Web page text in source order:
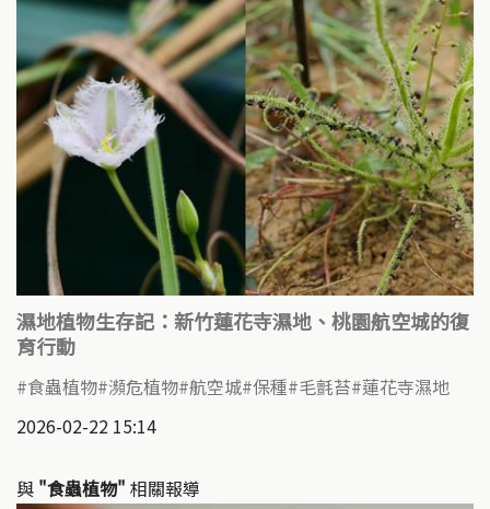
濕地植物生存記：新竹蓮花寺濕地、桃園航空城的復
育行動
食蟲植物 瀕危植物 航空城 保種 毛氈苔 蓮花寺濕地
2026-02-22 15:14
與 "食蟲植物" 相關報導